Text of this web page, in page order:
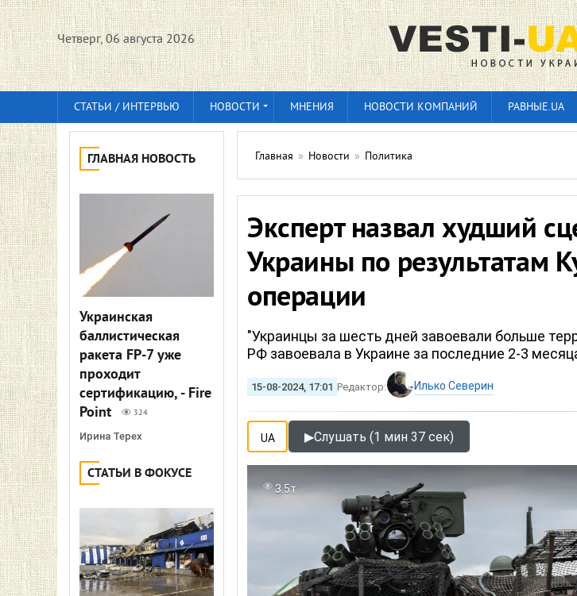
Четверг, 06 августа 2026
СТАТЬИ / ИНТЕРВЬЮ НОВОСТИ МНЕНИЯ НОВОСТИ КОМПАНИЙ РАВНЫЕ.UA
ГЛАВНАЯ НОВОСТЬ
Украинская
баллистическая
ракета FP-7 уже
проходит
сертификацию, - Fire
Point
324
Ирина Терех
СТАТЬИ В ФОКУСЕ
Главная » Новости » Политика
Эксперт назвал худший
Украины по результатам
операции
"Украинцы за шесть дней завоевали больше
РФ завоевала в Украине за последние 2-3
15-08-2024, 17:01 Редактор: Илько Северин
UA ▶Слушать (1 мин 37 сек)
3.5т